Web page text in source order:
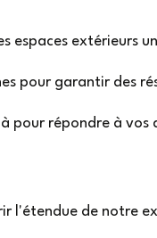
espaces extérieurs
pour garantir des
répondre à vos
l'étendue de notre